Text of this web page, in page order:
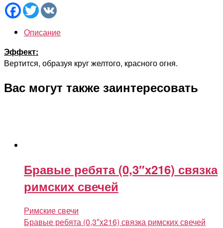
Facebook
Twitter
Описание
Эффект:
Вертится, образуя круг желтого, красного огня.
Вас могут также заинтересовать
Бравые ребята (0,3″x216) связка
римских свечей
Римские свечи
Бравые ребята (0,3″x216) связка римских свечей